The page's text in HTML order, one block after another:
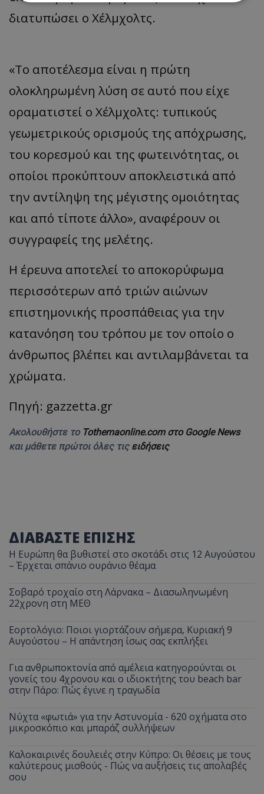
διατυπώσει ο Χέλμχολτς.
«Το αποτέλεσμα είναι η πρώτη
ολοκληρωμένη λύση σε αυτό που είχε
οραματιστεί ο Χέλμχολτς: τυπικούς
γεωμετρικούς ορισμούς της απόχρωσης,
του κορεσμού και της φωτεινότητας, οι
οποίοι προκύπτουν αποκλειστικά από
την αντίληψη της μέγιστης ομοιότητας
και από τίποτε άλλο», αναφέρουν οι
συγγραφείς της μελέτης.
Η έρευνα αποτελεί το αποκορύφωμα
περισσότερων από τριών αιώνων
επιστημονικής προσπάθειας για την
κατανόηση του τρόπου με τον οποίο ο
άνθρωπος βλέπει και αντιλαμβάνεται τα
χρώματα.
Πηγή: gazzetta.gr
Ακολουθήστε το Tothemaonline.com στο Google News
και μάθετε πρώτοι όλες τις ειδήσεις
ΔΙΑΒΑΣΤΕ ΕΠΙΣΗΣ
Η Ευρώπη θα βυθιστεί στο σκοτάδι στις 12 Αυγούστου
– Έρχεται σπάνιο ουράνιο θέαμα
Σοβαρό τροχαίο στη Λάρνακα – Διασωληνωμένη
22χρονη στη ΜΕΘ
Εορτολόγιο: Ποιοι γιορτάζουν σήμερα, Κυριακή 9
Αυγούστου – Η απάντηση ίσως σας εκπλήξει
Για ανθρωποκτονία από αμέλεια κατηγορούνται οι
γονείς του 4χρονου και ο ιδιοκτήτης του beach bar
στην Πάρο: Πώς έγινε η τραγωδία
Νύχτα «φωτιά» για την Αστυνομία - 620 οχήματα στο
μικροσκόπιο και μπαράζ συλλήψεων
Καλοκαιρινές δουλειές στην Κύπρο: Οι θέσεις με τους
καλύτερους μισθούς - Πώς να αυξήσεις τις απολαβές
σου
Απολύτως απαραίτητα
βασικές λειτουργίες του ιστότοπου, όπως τη
σύνδεση χρήστη και τη διαχείριση λογαριασμού.
Ο ιστότοπος δεν μπορεί να χρησιμοποιηθεί σωστά
χωρίς τα απολύτως απαραίτητα cookies.
Ονοματεπώνυμο
Προμηθευτής /Πεδίο
usprivacy
.lifenewscy.tothemaonline.com
Microsoft Corporation
VISITOR_PRIVACY_METADATA
YouTube
.youtube.com
__cf_bm
Cloudflare Inc.